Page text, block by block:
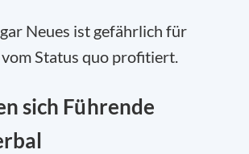
Neues ist gefährlich für
vom Status quo profitiert.
sich Führende